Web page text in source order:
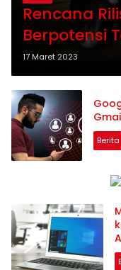
Rencana
Berpotensi
Microsoft
17 Maret 2023
Berita